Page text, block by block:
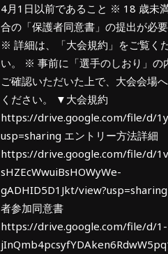
4月1日以前であること ※ 18 歳未
合の「保護者同意書」の提出が必要
※ 詳細は、「大会規約」をご覧く
い。 ※ 事前に「選手のしおり」の
ご確認いただいた上で、大会会場
ください。 ▼大会規約
https://drive.google.com/file/d/
usp=sharing エントリー方法詳細
https://drive.google.com/file/d/
sHZEcWwuiBsHOWyWe-
gADHID5D1Jkt/
者参加同意書
https://drive.google.com/file/d/1-